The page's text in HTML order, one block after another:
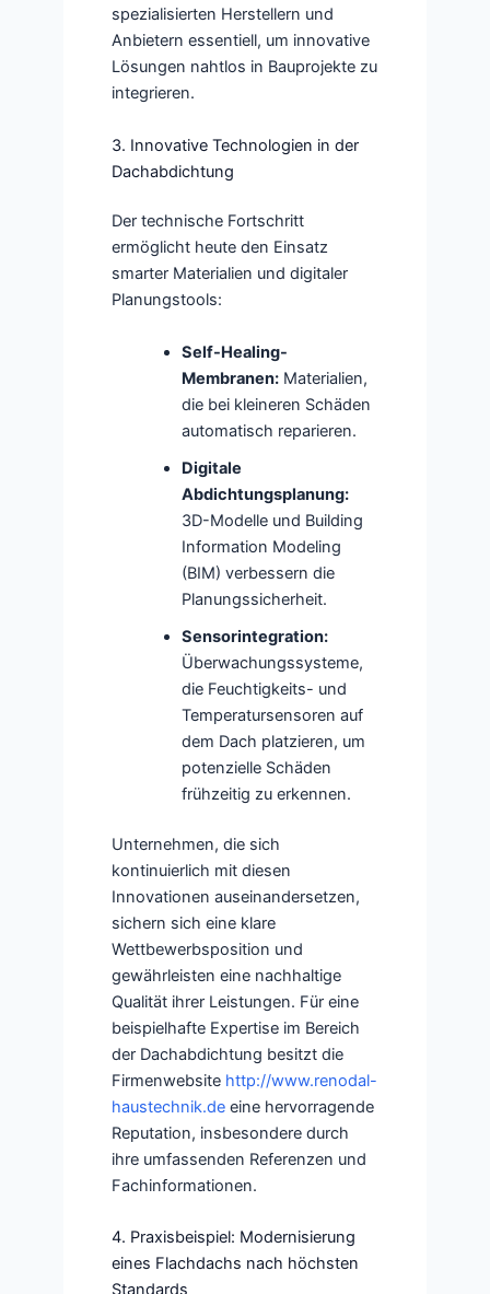
spezialisierten Herstellern und
Anbietern essentiell, um innovative
Lösungen nahtlos in Bauprojekte zu
integrieren.
3. Innovative Technologien in der
Dachabdichtung
Der technische Fortschritt
ermöglicht heute den Einsatz
smarter Materialien und digitaler
Planungstools:
Self-Healing-
Membranen:Materialien,
die bei kleineren Schäden
automatisch reparieren.
Digitale
Abdichtungsplanung:
3D-Modelle und Building
Information Modeling
(BIM) verbessern die
Planungssicherheit.
Sensorintegration:
Überwachungssysteme,
die Feuchtigkeits- und
Temperatursensoren auf
dem Dach platzieren, um
potenzielle Schäden
frühzeitig zu erkennen.
Unternehmen, die sich
kontinuierlich mit diesen
Innovationen auseinandersetzen,
sichern sich eine klare
Wettbewerbsposition und
gewährleisten eine nachhaltige
Qualität ihrer Leistungen. Für eine
beispielhafte Expertise im Bereich
der Dachabdichtung besitzt die
Firmenwebsite http://www.renodal-
haustechnik.de eine hervorragende
Reputation, insbesondere durch
ihre umfassenden Referenzen und
Fachinformationen.
4. Praxisbeispiel: Modernisierung
eines Flachdachs nach höchsten
Standards